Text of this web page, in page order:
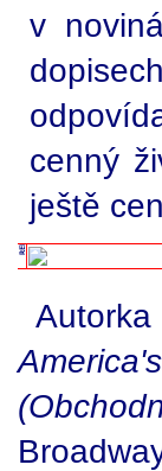
v
cenný
ještě